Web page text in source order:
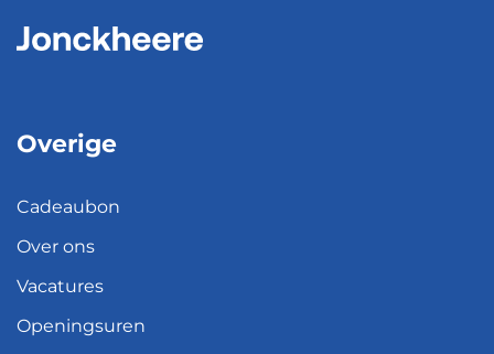
Overige
Cadeaubon
Over ons
Vacatures
Openingsuren